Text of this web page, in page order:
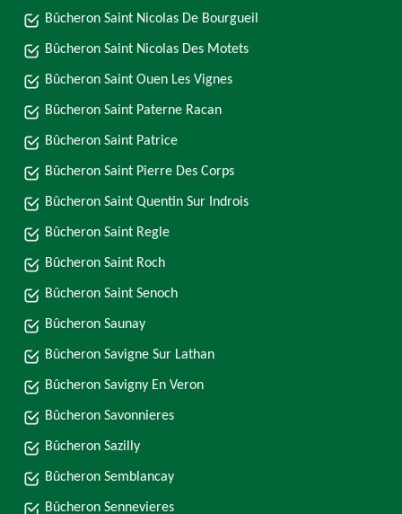
Bûcheron Saint Nicolas De Bourgueil
Bûcheron Saint Nicolas Des Motets
Bûcheron Saint Ouen Les Vignes
Bûcheron Saint Paterne Racan
Bûcheron Saint Patrice
Bûcheron Saint Pierre Des Corps
Bûcheron Saint Quentin Sur Indrois
Bûcheron Saint Regle
Bûcheron Saint Roch
Bûcheron Saint Senoch
Bûcheron Saunay
Bûcheron Savigne Sur Lathan
Bûcheron Savigny En Veron
Bûcheron Savonnieres
Bûcheron Sazilly
Bûcheron Semblancay
Bûcheron Sennevieres